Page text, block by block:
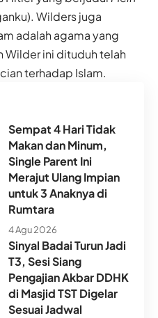
Wilders juga
adalah agama yang
Wilder ini dituduh telah
terhadap Islam.
Sempat 4 Hari Tidak
Makan dan Minum,
Single Parent Ini
Merajut Ulang Impian
untuk 3 Anaknya di
Rumtara
4 Agu 2026
Sinyal Badai Turun Jadi
T3, Sesi Siang
Pengajian Akbar DDHK
di Masjid TST Digelar
Sesuai Jadwal